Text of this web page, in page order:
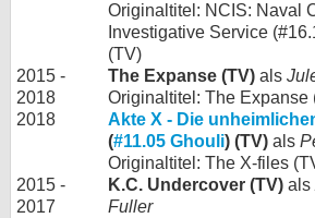
Originaltitel: NCIS: Naval
Investigative Service
(TV)
2015 -
2018
The Expanse (TV) als
Originaltitel: The Expanse
2018
Akte X - Die
(#11.05 Ghouli) (TV) als
Originaltitel: The X-files
2015 -
2017
K.C. Undercover (TV) als
Fuller